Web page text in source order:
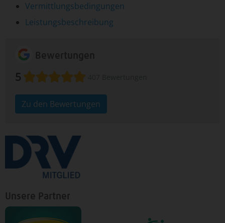
Vermittlungsbedingungen
Leistungsbeschreibung
5
Zu den Bewertungen
Unsere Partner